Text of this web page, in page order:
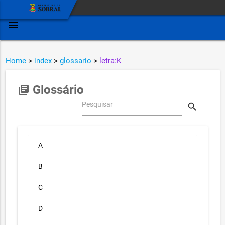
menu
Home > index > glossario > letra:K
library_books Glossário
search
Pesquisar
A
B
C
D